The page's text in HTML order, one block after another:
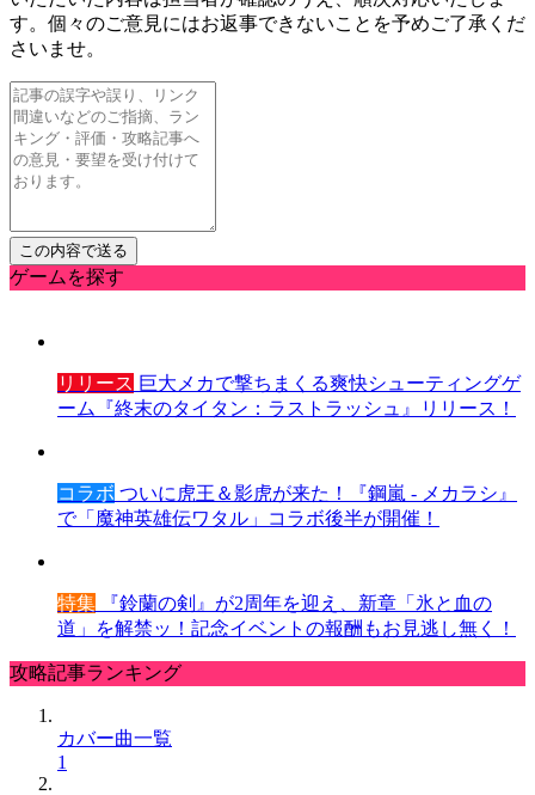
す。個々のご意見にはお返事できないことを予めご了承くだ
さいませ。
ゲームを探す
リリース 巨大メカで撃ちまくる爽快シューティングゲ
ーム『終末のタイタン：ラストラッシュ』リリース！
コラボ ついに虎王＆影虎が来た！『鋼嵐 - メカラシ』
で「魔神英雄伝ワタル」コラボ後半が開催！
特集 『鈴蘭の剣』が2周年を迎え、新章「氷と血の
道」を解禁ッ！記念イベントの報酬もお見逃し無く！
攻略記事ランキング
カバー曲一覧
1